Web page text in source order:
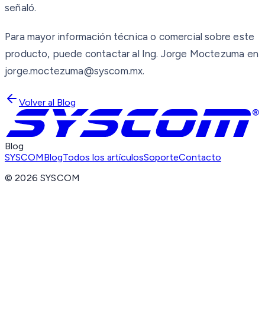
señaló.
Para mayor información técnica o comercial sobre este
producto, puede contactar al Ing. Jorge Moctezuma en
jorge.moctezuma@syscom.mx.
Volver al Blog
Blog
SYSCOMBlogTodos los artículosSoporteContacto
©2026 SYSCOM